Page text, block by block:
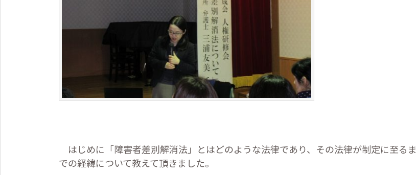
はじめに「障害者差別解消法」とはどのような法律であり、その法律が制定に至るま
での経緯について教えて頂きました。